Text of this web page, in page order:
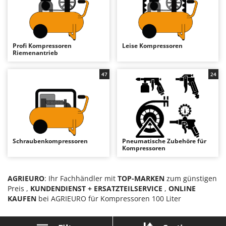
Astscheren
Atemschutzgeräte
Aufroller für Olivennetze
Aufschnittmaschinen
Auslegemulcher für Traktoren
Äxte - Beile und Spalthammer
Balkenmäher
Bandsägen
Batterieladegeräte - Starthilfegeräte
Baumscheren - pneumatisch
Baumstumpffräsen
Bindezangen - elektrisch
Bodenfräsen für Traktor
Ambrogio Robot
Annovi Reverberi
ANTHBOT
Archman
Argo
Ariete
Artus
Attila
Awelco
B
Baesso
Bahco
Profi Kompressoren
Riemenantrieb
Leise Kompressoren
Schraubenkompressoren
47
Pneumatische Zubehöre für
Kompressoren
24
AGRIEURO: Ihr Fachhändler mit TOP-MARKEN zum günstigen
Preis , KUNDENDIENST + ERSATZTEILSERVICE , ONLINE
KAUFEN bei AGRIEURO für Kompressoren 100 Liter